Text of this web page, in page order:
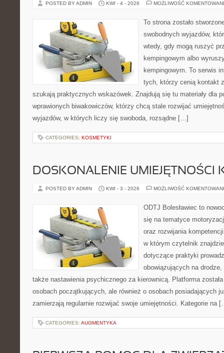
POSTED BY ADMIN KWI - 4 - 2026 MOŻLIWOŚĆ
To strona zostało
swobodnych wyjazdów,
wtedy, gdy mogą ruszyć
kempingowym albo
kempingowym. To serwis
tych, którzy cenią kontakt
szukają praktycznych wskazówek. Znajdują się tu materiały dla
wprawionych biwakowiczów, którzy chcą stale rozwijać
wyjazdów, w których liczy się swoboda, rozsądne […]
CATEGORIES: KOSMETYKI
DOSKONALENIE UMIEJĘTNOŚCI
POSTED BY ADMIN KWI - 3 - 2026 MOŻLIWOŚĆ
ODTJ Bolesławiec to
się na tematyce
oraz rozwijania
w którym czytelnik
dotyczące praktyki
obowiązujących na
także nastawienia psychicznego za kierownicą. Platforma
osobach początkujących, ale również o osobach posiadających
zamierzają regularnie rozwijać swoje umiejętności. Kategorie na
CATEGORIES: AUGMENTYKA